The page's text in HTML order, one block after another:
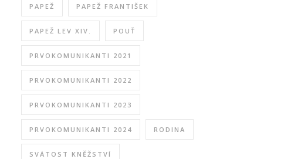
PAPEŽ PAPEŽ FRANTIŠEK
PAPEŽ LEV XIV. POUŤ
PRVOKOMUNIKANTI 2021
PRVOKOMUNIKANTI 2022
PRVOKOMUNIKANTI 2023
PRVOKOMUNIKANTI 2024 RODINA
SVÁTOST KNĚŽSTVÍ